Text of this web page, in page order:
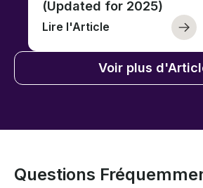
(Updated for 2025)
Lire l'Article
Voir plus
Questions